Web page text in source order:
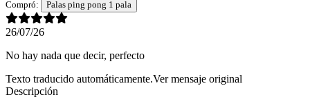
Compró: Palas ping pong 1 pala
26/07/26
No hay nada que decir, perfecto
Texto traducido automáticamente.Ver mensaje original
Descripción